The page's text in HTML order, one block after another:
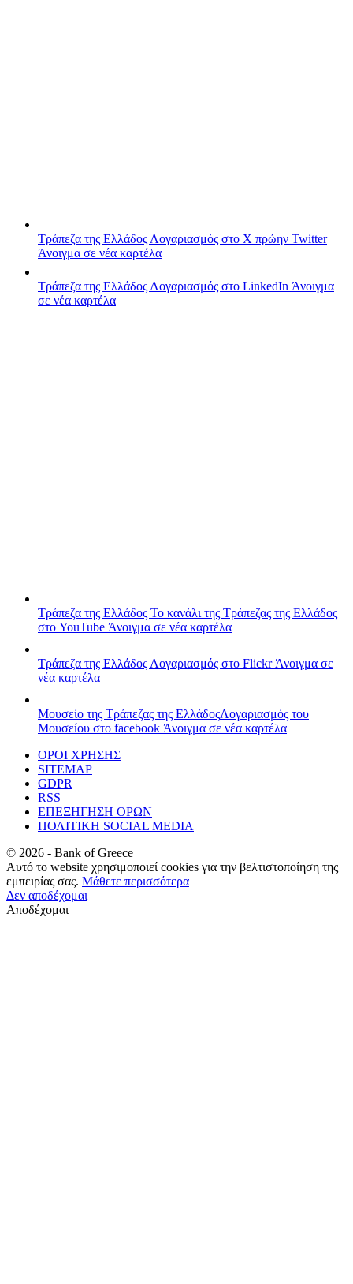
Τράπεζα της Ελλάδος Λογαριασμός στο X πρώην Twitter
Άνοιγμα σε νέα καρτέλα
Τράπεζα της Ελλάδος Λογαριασμός στο LinkedIn Άνοιγμα
σε νέα καρτέλα
Τράπεζα της Ελλάδος Το κανάλι της Τράπεζας της Ελλάδος
στο YouTube Άνοιγμα σε νέα καρτέλα
Τράπεζα της Ελλάδος Λογαριασμός στο FlickrΆνοιγμα σε
νέα καρτέλα
Μουσείο της Τράπεζας της ΕλλάδοςΛογαριασμός του
Μουσείου στο facebook Άνοιγμα σε νέα καρτέλα
ΟΡΟΙ ΧΡΗΣΗΣ
SITEMAP
GDPR
RSS
ΕΠΕΞΗΓΗΣΗ ΟΡΩΝ
ΠΟΛΙΤΙΚΗ SOCIAL MEDIA
© 2026 - Bank of Greece
Αυτό το website χρησιμοποιεί cookies για την βελτιστοποίηση της
εμπειρίας σας. Μάθετε περισσότερα
Δεν αποδέχομαι
Αποδέχομαι